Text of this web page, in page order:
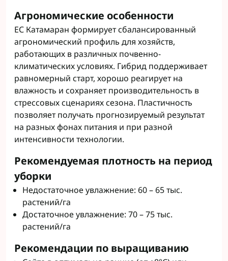
Агрономические особенности
ЕС Катамаран формирует сбалансированный
агрономический профиль для хозяйств,
работающих в различных почвенно-
климатических условиях. Гибрид поддерживает
равномерный старт, хорошо реагирует на
влажность и сохраняет производительность в
стрессовых сценариях сезона. Пластичность
позволяет получать прогнозируемый результат
на разных фонах питания и при разной
интенсивности технологии.
Рекомендуемая плотность на период
уборки
Недостаточное увлажнение: 60 – 65 тыс.
растений/га
Достаточное увлажнение: 70 – 75 тыс.
растений/га
Рекомендации по выращиванию